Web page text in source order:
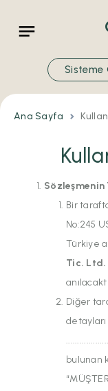
Sisteme
Ana Sayfa
Sözleşmenin
Bir
No:245
Türkiye
Tic. Ltd.
Diğer
bulunan